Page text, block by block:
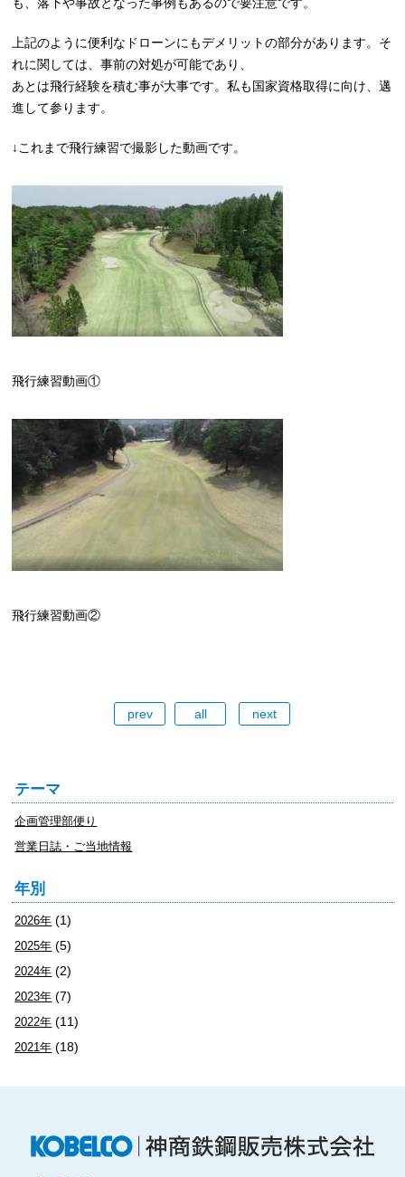
上記のように便利なドローンにもデメリットの部分があります。そ
れに関しては、事前の対処が可能であり、
あとは飛行経験を積む事が大事です。私も国家資格取得に向け、邁
進して参ります。
↓これまで飛行練習で撮影した動画です。
飛行練習動画①
飛行練習動画②
prev all next
テーマ
企画管理部便り
営業日誌・ご当地情報
年別
2026年 (1)
2025年 (5)
2024年 (2)
2023年 (7)
2022年 (11)
2021年 (18)